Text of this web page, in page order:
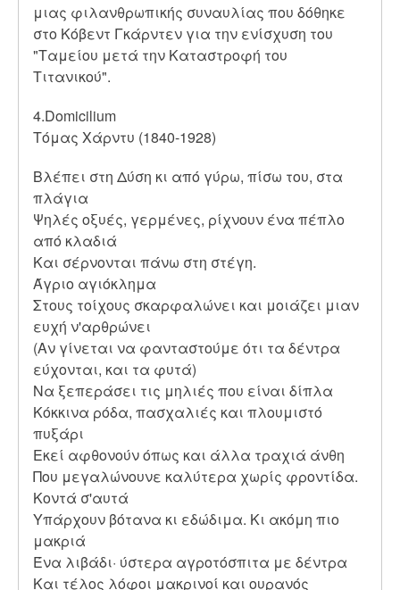
μιας φιλανθρωπικής συναυλίας που δόθηκε
στο Κόβεντ Γκάρντεν για την ενίσχυση του
"Ταμείου μετά την Καταστροφή του
Τιτανικού".
4.Domicilium
Τόμας Χάρντυ (1840-1928)
Βλέπει στη Δύση κι από γύρω, πίσω του, στα
πλάγια
Ψηλές οξυές, γερμένες, ρίχνουν ένα πέπλο
από κλαδιά
Και σέρνονται πάνω στη στέγη.
Άγριο αγιόκλημα
Στους τοίχους σκαρφαλώνει και μοιάζει μιαν
ευχή ν'αρθρώνει
(Αν γίνεται να φανταστούμε ότι τα δέντρα
εύχονται, και τα φυτά)
Να ξεπεράσει τις μηλιές που είναι δίπλα
Κόκκινα ρόδα, πασχαλιές και πλουμιστό
πυξάρι
Εκεί αφθονούν όπως και άλλα τραχιά άνθη
Που μεγαλώνουνε καλύτερα χωρίς φροντίδα.
Κοντά σ'αυτά
Υπάρχουν βότανα κι εδώδιμα. Κι ακόμη πιο
μακριά
Ένα λιβάδι· ύστερα αγροτόσπιτα με δέντρα
Και τέλος λόφοι μακρινοί και ουρανός